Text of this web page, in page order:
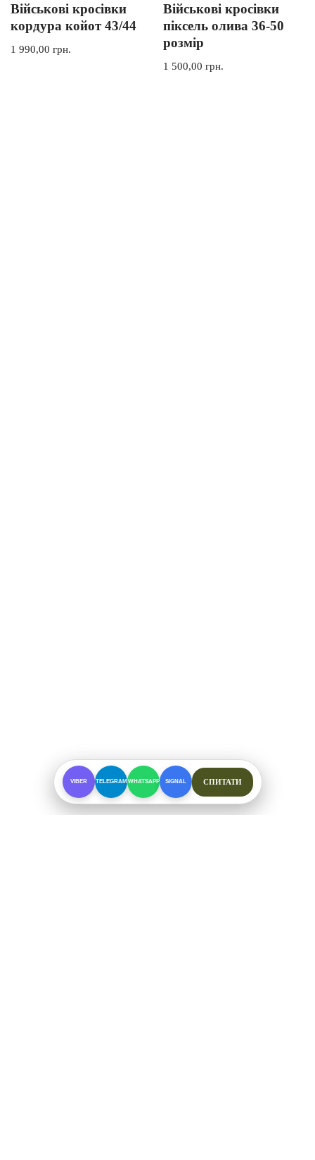
Військові кросівки
кордура койот 43/44
1 990,00 грн.
Військові кросівки
піксель олива 36-50
розмір
1 500,00грн.
VIBER TELEGRAMWHATSAPP SIGNAL СПИТАТИ